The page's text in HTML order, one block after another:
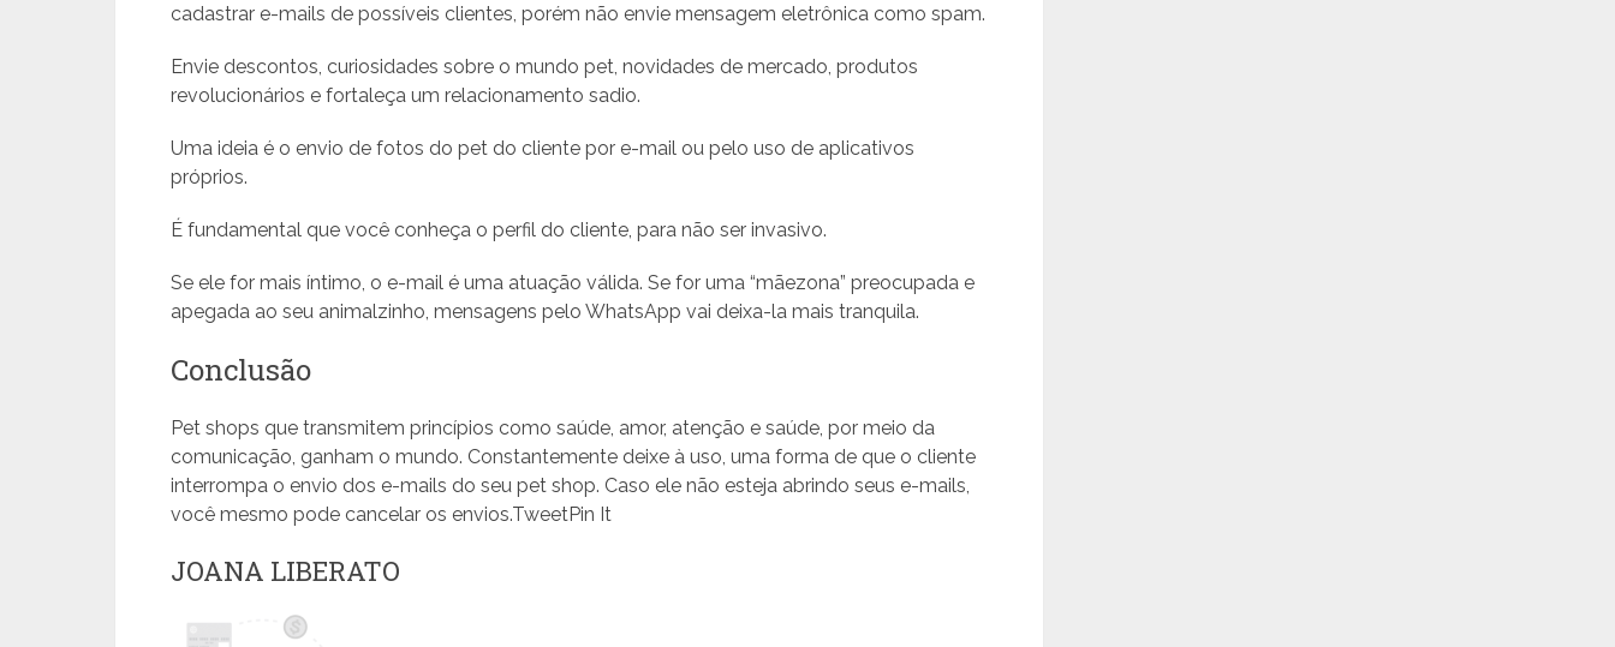
cadastrar e-mails de possíveis clientes, porém não envie mensagem eletrônica como spam.
Envie descontos, curiosidades sobre o mundo pet, novidades de mercado, produtos
revolucionários e fortaleça um relacionamento sadio.
Uma ideia é o envio de fotos do pet do cliente por e-mail ou pelo uso de aplicativos
próprios.
É fundamental que você conheça o perfil do cliente, para não ser invasivo.
Se ele for mais íntimo, o e-mail é uma atuação válida. Se for uma “mãezona” preocupada e
apegada ao seu animalzinho, mensagens pelo WhatsApp vai deixa-la mais tranquila.
Conclusão
Pet shops que transmitem princípios como saúde, amor, atenção e saúde, por meio da
comunicação, ganham o mundo. Constantemente deixe à uso, uma forma de que o cliente
interrompa o envio dos e-mails do seu pet shop. Caso ele não esteja abrindo seus e-mails,
você mesmo pode cancelar os envios.TweetPin It
JOANA LIBERATO